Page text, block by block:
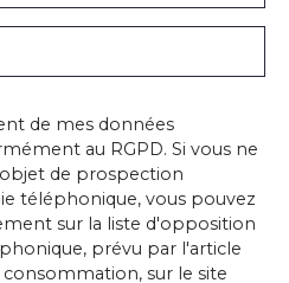
de mes données
au RGPD. Si vous ne
de prospection
téléphonique, vous pouvez
sur la liste d'opposition
prévu par l'article
consommation, sur le site